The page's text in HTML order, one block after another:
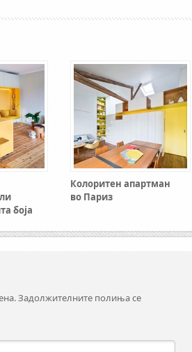
боја
Колоритен апартман
во Париз
Задолжителните полиња се